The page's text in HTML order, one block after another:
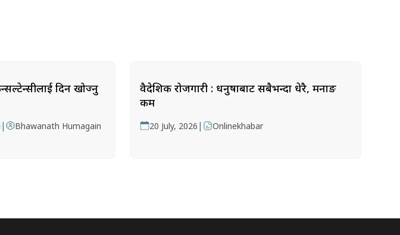
दिन खोज्नु
| Bhawanath Humagain
वैदेशिक रोजगारी : धनुषाबाट सबैभन्दा धेरै, मनाङ
कम
20 July, 2026 | Onlinekhabar